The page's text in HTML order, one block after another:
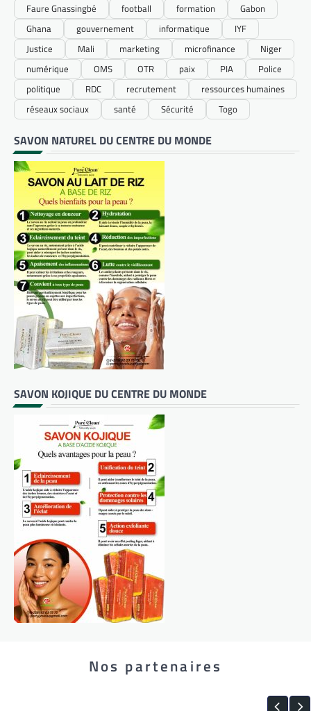
Faure Gnassingbé
football formation
Gabon
Ghana
gouvernement informatique
IYF
Justice
Mali marketing microfinance
Niger
numérique
OMS OTR paix PIA
Police
politique
RDC recrutement
ressources humaines
réseaux sociaux
santé Sécurité Togo
SAVON NATUREL DU CENTRE DU MONDE
SAVON KOJIQUE DU CENTRE DU MONDE
Nos partenaires